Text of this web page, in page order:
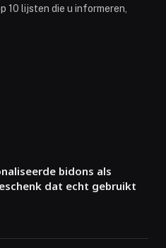
10 lijsten die u informeren,
bidons als
dat echt gebruikt